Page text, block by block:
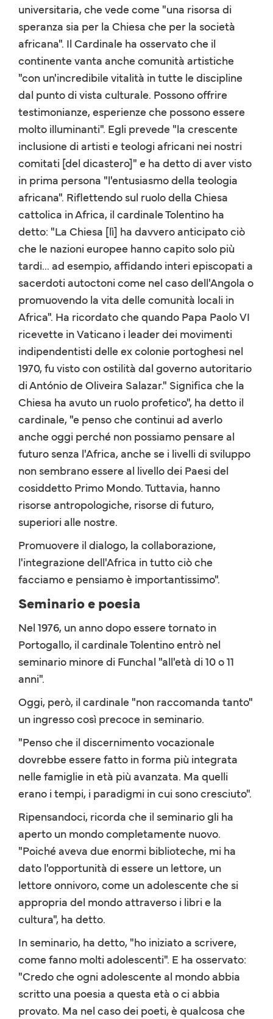
universitaria, che vede come "una risorsa di
speranza sia per la Chiesa che per la società
africana". Il Cardinale ha osservato che il
continente vanta anche comunità artistiche
"con un'incredibile vitalità in tutte le discipline
dal punto di vista culturale. Possono offrire
testimonianze, esperienze che possono essere
molto illuminanti". Egli prevede "la crescente
inclusione di artisti e teologi africani nei nostri
comitati [del dicastero]" e ha detto di aver visto
in prima persona "l'entusiasmo della teologia
africana". Riflettendo sul ruolo della Chiesa
cattolica in Africa, il cardinale Tolentino ha
detto: "La Chiesa [lì] ha davvero anticipato ciò
che le nazioni europee hanno capito solo più
tardi... ad esempio, affidando interi episcopati a
sacerdoti autoctoni come nel caso dell'Angola o
promuovendo la vita delle comunità locali in
Africa". Ha ricordato che quando Papa Paolo VI
ricevette in Vaticano i leader dei movimenti
indipendentisti delle ex colonie portoghesi nel
1970, fu visto con ostilità dal governo autoritario
di António de Oliveira Salazar." Significa che la
Chiesa ha avuto un ruolo profetico", ha detto il
cardinale, "e penso che continui ad averlo
anche oggi perché non possiamo pensare al
futuro senza l'Africa, anche se i livelli di sviluppo
non sembrano essere al livello dei Paesi del
cosiddetto Primo Mondo. Tuttavia, hanno
risorse antropologiche, risorse di futuro,
superiori alle nostre.
Promuovere il dialogo, la collaborazione,
l'integrazione dell'Africa in tutto ciò che
facciamo e pensiamo è importantissimo".
Seminario e poesia
Nel 1976, un anno dopo essere tornato in
Portogallo, il cardinale Tolentino entrò nel
seminario minore di Funchal "all'età di 10 o 11
anni".
Oggi, però, il cardinale "non raccomanda tanto"
un ingresso così precoce in seminario.
"Penso che il discernimento vocazionale
dovrebbe essere fatto in forma più integrata
nelle famiglie in età più avanzata. Ma quelli
erano i tempi, i paradigmi in cui sono cresciuto".
Ripensandoci, ricorda che il seminario gli ha
aperto un mondo completamente nuovo.
"Poiché aveva due enormi biblioteche, mi ha
dato l'opportunità di essere un lettore, un
lettore onnivoro, come un adolescente che si
appropria del mondo attraverso i libri e la
cultura", ha detto.
In seminario, ha detto, "ho iniziato a scrivere,
come fanno molti adolescenti". E ha osservato:
"Credo che ogni adolescente al mondo abbia
scritto una poesia a questa età o ci abbia
provato. Ma nel caso dei poeti, è qualcosa che